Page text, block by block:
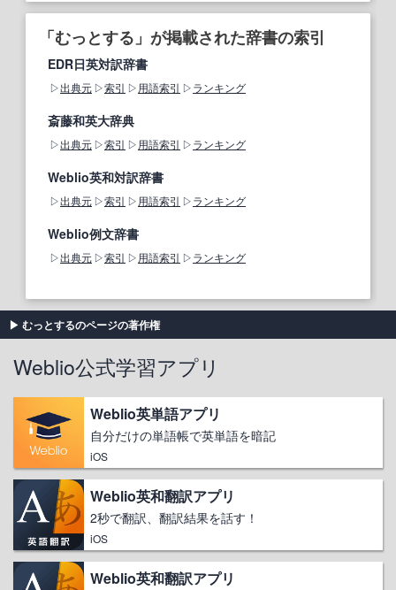
「むっとする」が掲載された辞書の索引
EDR日英対訳辞書
出典元 索引 用語索引 ランキング
斎藤和英大辞典
出典元 索引 用語索引 ランキング
Weblio英和対訳辞書
出典元 索引 用語索引 ランキング
Weblio例文辞書
出典元 索引 用語索引 ランキング
むっとするのページの著作権
Weblio公式学習アプリ
Weblio英単語アプリ
自分だけの単語帳で英単語を暗記
iOS
Weblio英和翻訳アプリ
2秒で翻訳、翻訳結果を話す！
iOS
Weblio英和翻訳アプリ